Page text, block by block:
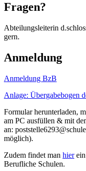
Fragen?
Abteilungsleiterin
gern.
Anmeldung
Anmeldung BzB
Anlage: Übergabebogen
Formular herunterladen,
am PC ausfüllen & mit
an:
möglich).
Zudem findet man hierein
Berufliche Schulen.